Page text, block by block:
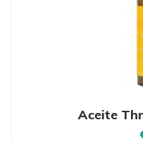
Aceite